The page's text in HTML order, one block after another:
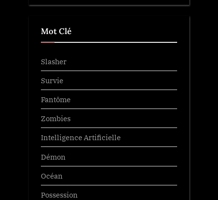
Mot Clé
Slasher
Survie
Fantôme
Zombies
Intelligence Artificielle
Démon
Océan
Possession